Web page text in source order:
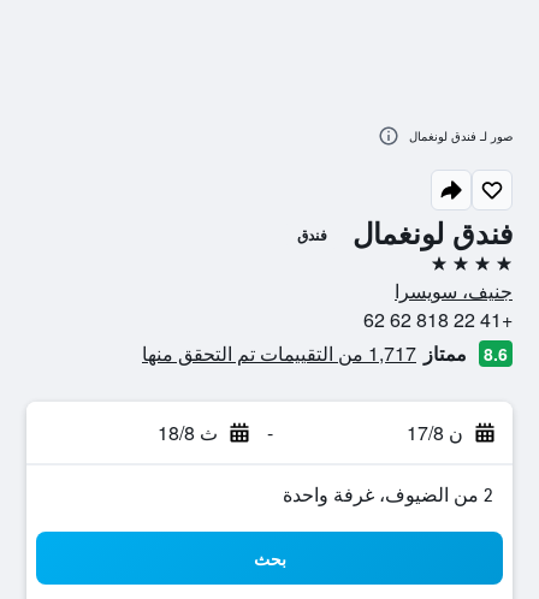
فندق لونغمال فندق
4 نجوم
جنيف، سويسرا
+41 22 818 62 62
8.6 ممتاز 1,717 من التقييمات تم التحقق منها
ن 17/8 - ث 18/8
2 من الضيوف، غرفة واحدة
بحث
صور لـ فندق لونغمال